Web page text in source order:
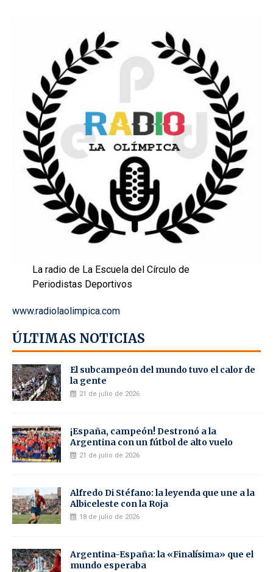
La radio de La Escuela del Círculo de
Periodistas Deportivos
www.radiolaolimpica.com
ÚLTIMAS NOTICIAS
El subcampeón del mundo tuvo el calor de
la gente
21 de julio de 2026
¡España, campeón! Destronó a la
Argentina con un fútbol de alto vuelo
21 de julio de 2026
Alfredo Di Stéfano: la leyenda que une a la
Albiceleste con la Roja
18 de julio de 2026
Argentina-España: la «Finalísima» que el
mundo esperaba